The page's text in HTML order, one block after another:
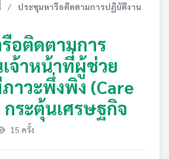
/
ประชุมหารือติดตามการปฏิบัติงาน
อติดตามการ
จ้าหน้าที่ผู้ช่วย
าวะพึ่งพิง (Care
กระตุ้นเศรษฐกิจ
15 ครั้ง